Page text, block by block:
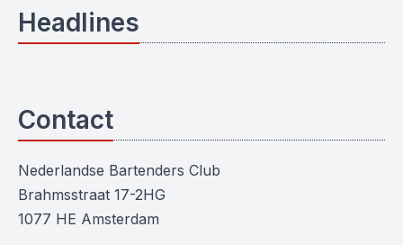
Headlines
Contact
Nederlandse Bartenders Club
Brahmsstraat 17-2HG
1077 HE Amsterdam